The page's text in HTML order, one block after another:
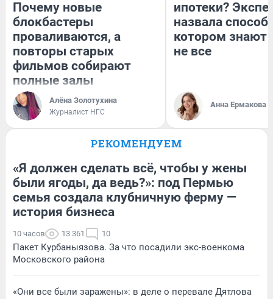
Почему новые
блокбастеры
проваливаются, а
повторы старых
фильмов собирают
полные залы
Алёна Золотухина
Журналист НГС
ипотеки?
назвала
котором знают
не все
Анна Ермакова
РЕКОМЕНДУЕМ
«Я должен сделать всё, чтобы у жены
были ягоды, да ведь?»: под Пермью
семья создала клубничную ферму —
история бизнеса
10 часов 13 361 10
Пакет Курбаныязова. За что посадили экс-военкома
Московского района
«Они все были заражены»: в деле о перевале Дятлова